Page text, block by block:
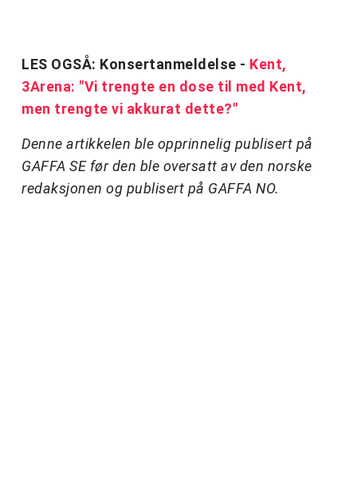
LES OGSÅ: Konsertanmeldelse - Kent,
3Arena: "Vi trengte en dose til med Kent,
men trengte vi akkurat dette?"
Denne artikkelen ble opprinnelig publisert på
GAFFA SE før den ble oversatt av den norske
redaksjonen og publisert på GAFFA NO.